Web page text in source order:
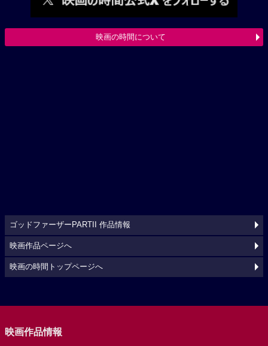
映画の時間について
ゴッドファーザーPARTII 作品情報
映画作品ページへ
映画の時間トップページへ
映画作品情報